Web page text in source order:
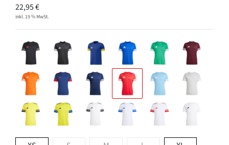
22,95€
inkl. 19 % MwSt.